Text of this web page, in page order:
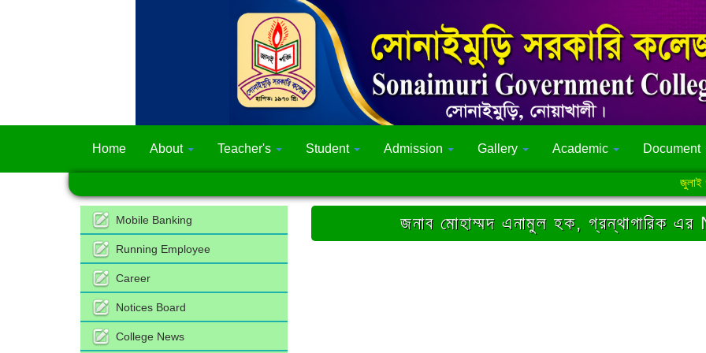
Home About Teacher's Student Admission Gallery Academic Document
জুলাই
Mobile Banking
Running Employee
Career
Notices Board
College News
জনাব মোহাম্মদ এনামুল হক, গ্রন্থাগারিক